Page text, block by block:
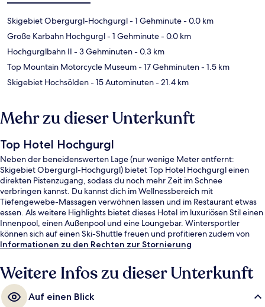
Skigebiet Obergurgl-Hochgurgl- 1 Gehminute- 0.0 km
Große Karbahn Hochgurgl- 1 Gehminute- 0.0 km
Hochgurglbahn II - 3 Gehminuten- 0.3 km
Top Mountain Motorcycle Museum- 17 Gehminuten- 1.5 km
Skigebiet Hochsölden- 15 Autominuten- 21.4 km
Mehr zu dieser Unterkunft
Top Hotel Hochgurgl
Neben der beneidenswerten Lage (nur wenige Meter entfernt:
Skigebiet Obergurgl-Hochgurgl) bietet Top Hotel Hochgurgl einen
direkten Pistenzugang, sodass du noch mehr Zeit im Schnee
verbringen kannst. Du kannst dich im Wellnessbereich mit
Tiefengewebe-Massagen verwöhnen lassen und im Restaurant etwas
essen. Als weitere Highlights bietet dieses Hotel im luxuriösen Stil einen
Innenpool, einen Außenpool und eine Loungebar. Wintersportler
können sich auf einen Ski-Shuttle freuen und profitieren zudem von
einem Skiraum.
Informationen zu den Rechten zur Stornierung
Weitere Infos zu dieser Unterkunft
Auf einen Blick